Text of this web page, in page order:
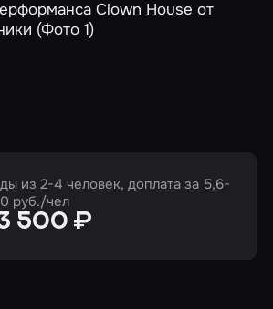
из 2-4 человек, доплата за 5,6-
руб./чел
500 ₽